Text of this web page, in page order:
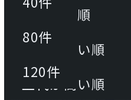
動画マニュアル
FAQ
カート
80件
120件
おすすめ順
上代が安い順
上代が高い順
80件
120件